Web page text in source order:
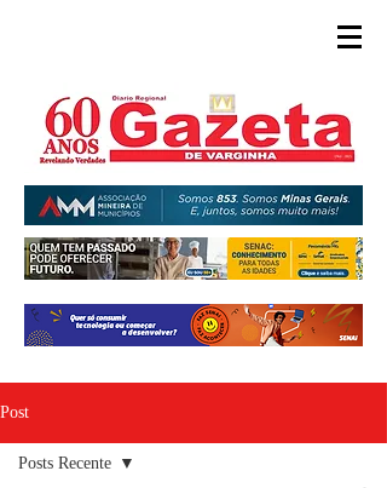
Post
Posts Recente